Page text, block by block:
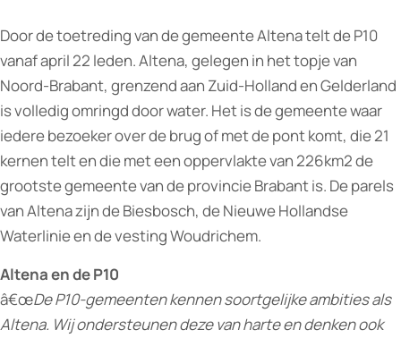
Door de toetreding van de gemeente Altena telt de P10
vanaf april 22 leden. Altena, gelegen in het topje van
Noord-Brabant, grenzend aan Zuid-Holland en Gelderland
is volledig omringd door water. Het is de gemeente waar
iedere bezoeker over de brug of met de pont komt, die 21
kernen telt en die met een oppervlakte van 226km2 de
grootste gemeente van de provincie Brabant is. De parels
van Altena zijn de Biesbosch, de Nieuwe Hollandse
Waterlinie en de vesting Woudrichem.
Altena en de P10
â€œDe P10-gemeenten kennen soortgelijke ambities als
Altena. Wij ondersteunen deze van harte en denken ook